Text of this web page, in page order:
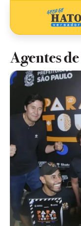
Agentes